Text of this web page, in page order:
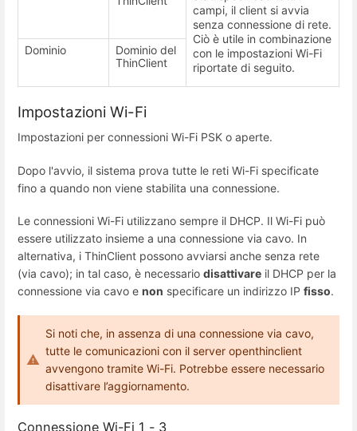
campi, il client si avvia
senza connessione di rete.
Ciò è utile in combinazione
con le impostazioni Wi-Fi
riportate di seguito.
Dominio
Dominio del
ThinClient
Impostazioni Wi-Fi
Impostazioni per connessioni Wi-Fi PSK o aperte.
Dopo l'avvio, il sistema prova tutte le reti Wi-Fi specificate
fino a quando non viene stabilita una connessione.
Le connessioni Wi-Fi utilizzano sempre il DHCP. Il Wi-Fi può
essere utilizzato insieme a una connessione via cavo. In
alternativa, i ThinClient possono avviarsi anche senza rete
(via cavo); in tal caso, è necessario disattivare il DHCP per la
connessione via cavo e non specificare un indirizzo IP fisso.
Si noti che, in assenza di una connessione via cavo,
tutte le comunicazioni con il server openthinclient
avvengono tramite Wi-Fi. Potrebbe essere necessario
disattivare l’aggiornamento.
Connessione Wi-Fi 1 - 3